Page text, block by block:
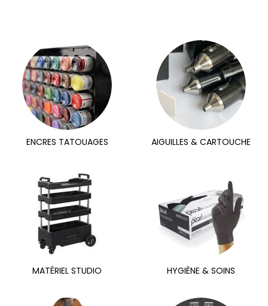
ENCRES TATOUAGES AIGUILLES & CARTOUCHE
MATÉRIEL STUDIO HYGIÈNE & SOINS